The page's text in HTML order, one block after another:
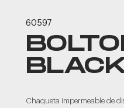
60597
Chaqueta impermeable de